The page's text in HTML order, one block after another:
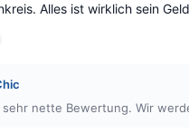
Alles ist wirklich sein
nette Bewertung. Wir